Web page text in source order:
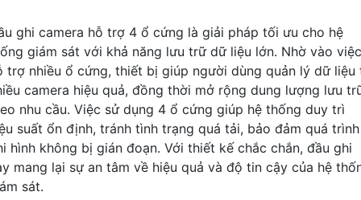
ghi camera hỗ trợ 4 ổ cứng là giải pháp tối ưu cho hệ
giám sát với khả năng lưu trữ dữ liệu lớn. Nhờ vào việc
trợ nhiều ổ cứng, thiết bị giúp người dùng quản lý dữ liệu
camera hiệu quả, đồng thời mở rộng dung lượng lưu
nhu cầu. Việc sử dụng 4 ổ cứng giúp hệ thống duy trì
suất ổn định, tránh tình trạng quá tải, bảo đảm quá trình
hình không bị gián đoạn. Với thiết kế chắc chắn, đầu ghi
mang lại sự an tâm về hiệu quả và độ tin cậy của hệ
sát.